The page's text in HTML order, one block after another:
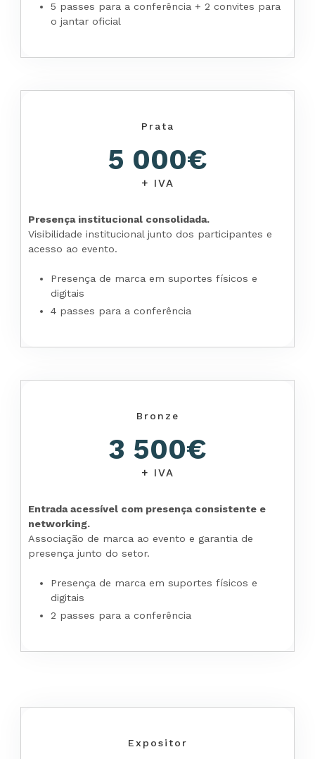
5 passes para a conferência + 2 convites para
o jantar oficial
Prata
5 000€
+ IVA
Presença institucional consolidada.
Visibilidade institucional junto dos participantes e
acesso ao evento.
Presença de marca em suportes físicos e
digitais
4 passes para a conferência
Bronze
3 500€
+ IVA
Entrada acessível com presença consistente e
networking.
Associação de marca ao evento e garantia de
presença junto do setor.
Presença de marca em suportes físicos e
digitais
2 passes para a conferência
Expositor